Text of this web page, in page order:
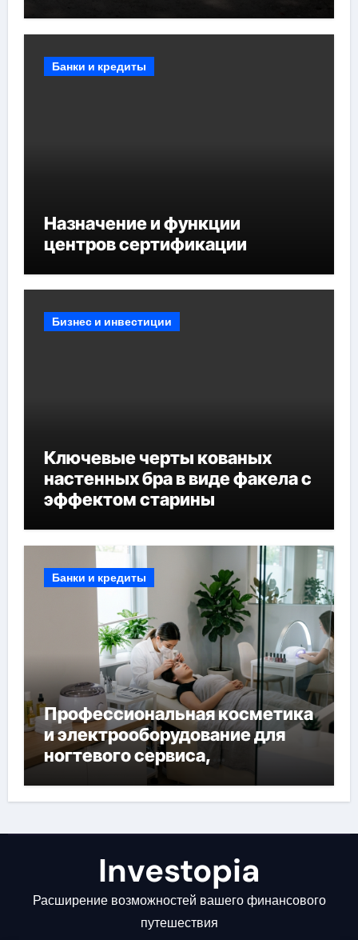
мероприятий и обустройства
Банки и кредиты
Назначение и функции
центров сертификации
Бизнес и инвестиции
Ключевые черты кованых
настенных бра в виде факела с
эффектом старины
Банки и кредиты
Профессиональная косметика
и электрооборудование для
ногтевого сервиса,
наращивания ресниц и
депиляции
Investopia
Расширение возможностей вашего финансового
путешествия